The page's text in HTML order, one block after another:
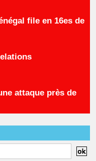
file en 16es de
attaque près de